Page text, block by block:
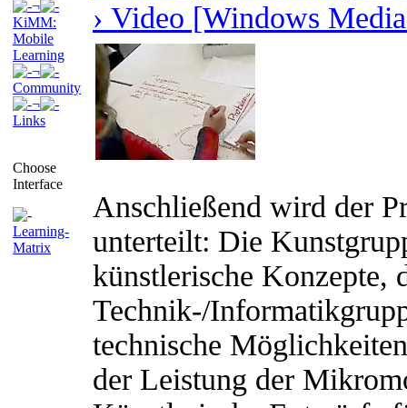
¬
KiMM:
Mobile
Learning
¬
Community
¬
Links
Choose
Interface
Learning-
Matrix
› Video [Windows
Anschließend wird der
unterteilt: Die
künstlerische Konzepte,
Technik-/
technische
der Leistung der